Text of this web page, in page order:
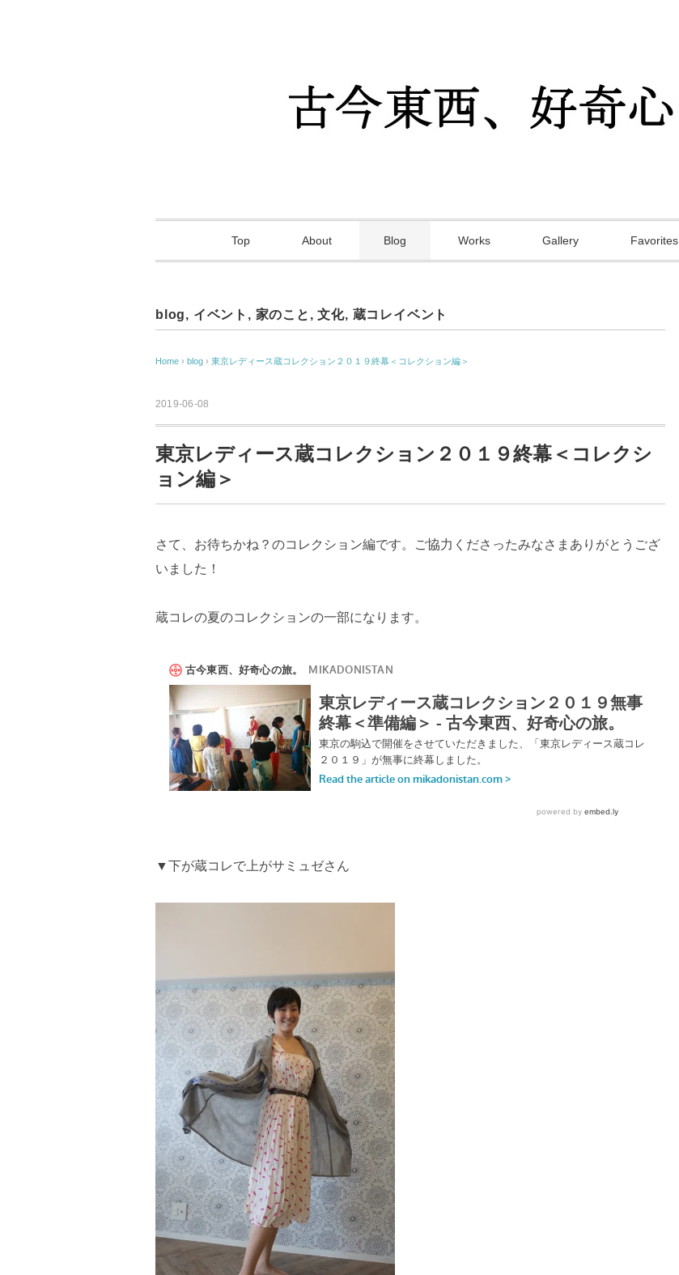
Top About Blog Works Gallery Favorites
blog, イベント , 家のこと ,文化, 蔵コレイベント
Home › blog › 東京レディース蔵コレクション２０１９終幕＜コレクション編＞
2019-06-08
東京レディース蔵コレクション２０１９終幕＜コレクシ
ョン編＞
さて、お待ちかね？のコレクション編です。ご協力くださったみなさまありがとうござ
いました！
蔵コレの夏のコレクションの一部になります。
▼下が蔵コレで上がサミュゼさん